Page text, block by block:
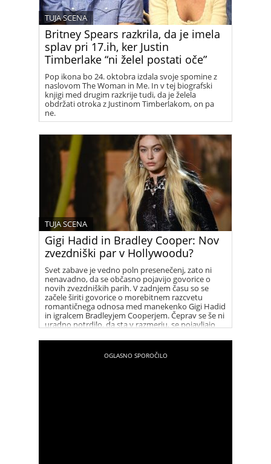
Britney Spears razkrila, da je imela
splav pri 17.ih, ker Justin
Timberlake “ni želel postati oče”
TUJA SCENA
Pop ikona bo 24. oktobra izdala svoje spomine z
naslovom The Woman in Me. In v tej biografski
knjigi med drugim razkrije tudi, da je želela
obdržati otroka z Justinom Timberlakom, on pa
ne.
Gigi Hadid in Bradley Cooper: Nov
zvezdniški par v Hollywoodu?
TUJA SCENA
Svet zabave je vedno poln presenečenj, zato ni
nenavadno, da se občasno pojavijo govorice o
novih zvezdniških parih. V zadnjem času so se
začele širiti govorice o morebitnem razcvetu
romantičnega odnosa med manekenko Gigi Hadid
in igralcem Bradleyjem Cooperjem. Čeprav se še ni
uradno potrdilo, da sta v razmerju, se pojavljajo
oboževalci.